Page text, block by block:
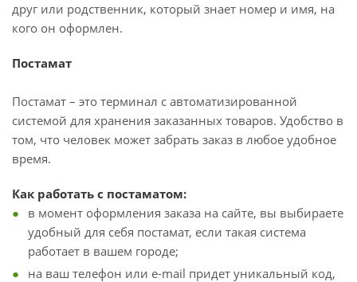
друг или родственник, который знает номер и имя, на
кого он оформлен.
Постамат
Постамат – это терминал с автоматизированной
системой для хранения заказанных товаров. Удобство в
том, что человек может забрать заказ в любое удобное
время.
Как работать с постаматом:
в момент оформления заказа на сайте, вы выбираете
удобный для себя постамат, если такая система
работает в вашем городе;
на ваш телефон или e-mail придет уникальный код,